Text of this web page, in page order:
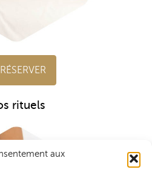
aux
RÉSERVER
rituels